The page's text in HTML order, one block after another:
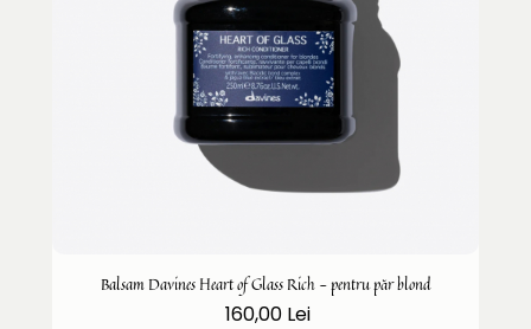
Balsam Davines Heart of Glass Rich - pentru păr blond
160,00 Lei